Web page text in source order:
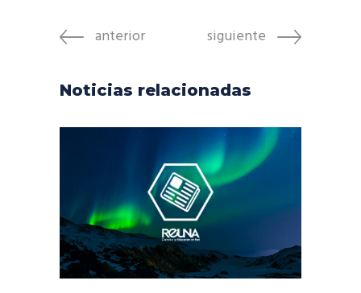
anterior siguiente
Noticias relacionadas